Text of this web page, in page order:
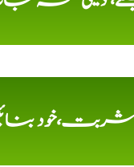
شربت،خود